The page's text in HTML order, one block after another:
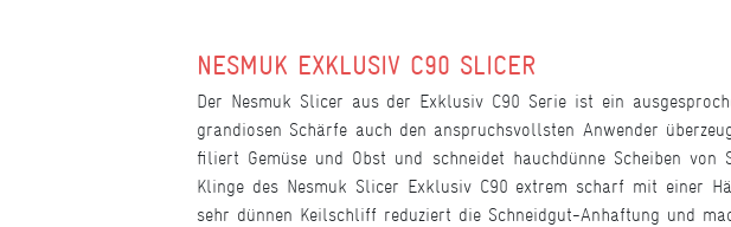
NESMUK EXKLUSIV C90 SLICER
Der Nesmuk Slicer aus der Exklusiv C90 Serie ist ein
grandiosen Schärfe auch den anspruchsvollsten Anwender
filiert Gemüse und Obst und schneidet hauchdünne Scheiben
Klinge des Nesmuk Slicer Exklusiv C90 extrem scharf mit einer
sehr dünnen Keilschliff reduziert die Schneidgut-Anhaftung und